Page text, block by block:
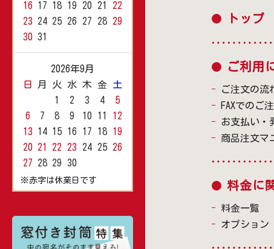
16
17 18 19 20 21
22
23 24 25 26 27 28
29
30 31
2026年9月
日
月 火 水 木 金
土
1
2 3 4
5
6
7 8 9 10 11
12
13 14 15 16 17 18
19
20 21 22 23 24 25
26
27
28 29 30
※赤字は休業日です
トップ
ご利用
ご注文の流
FAXでのご
お支払い・
商品注文マ
料金に
料金一覧
オプション